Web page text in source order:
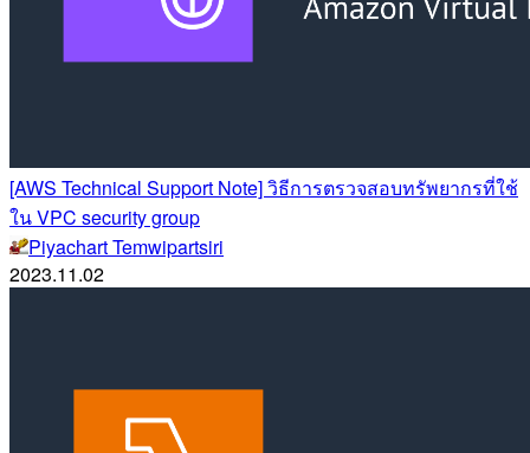
[AWS Technical Support Note] วิธีการตรวจสอบทรัพยากรที่ใช้
ใน VPC security group
Piyachart Temwipartsiri
2023.11.02